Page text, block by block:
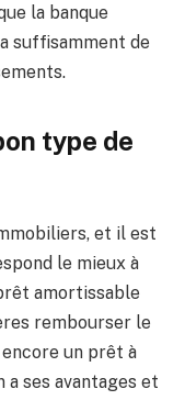
la banque
suffisamment de
type de
et il est
le mieux à
amortissable
rembourser le
un prêt à
a ses avantages et